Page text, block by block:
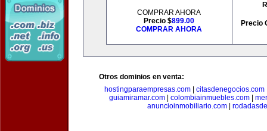
COMPRAR AHORA
Precio $899.00
COMPRAR AHORA
Precio
Otros dominios en venta:
hostingparaempresas.com| citasdenegocios.com
guiamiramar.com| colombiainmuebles.com|
anuncioinmobiliario.com